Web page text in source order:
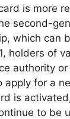
is more
second-
which can
holders of
authority
apply for a
is
to be